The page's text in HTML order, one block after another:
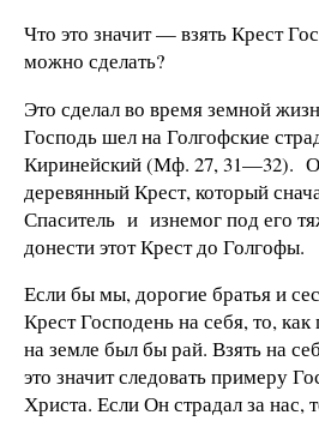
Что это значит — взять Крест
можно сделать?
Это сделал во время земной
Господь шел на Голгофские
Киринейский (Мф. 27, 31—32).
деревянный Крест, который
Спаситель и изнемог под его
донести этот Крест до Голгофы.
Если бы мы, дорогие братья и
Крест Господень на себя, то,
на земле был бы рай. Взять на
это значит следо­вать примеру
Христа. Если Он страдал за